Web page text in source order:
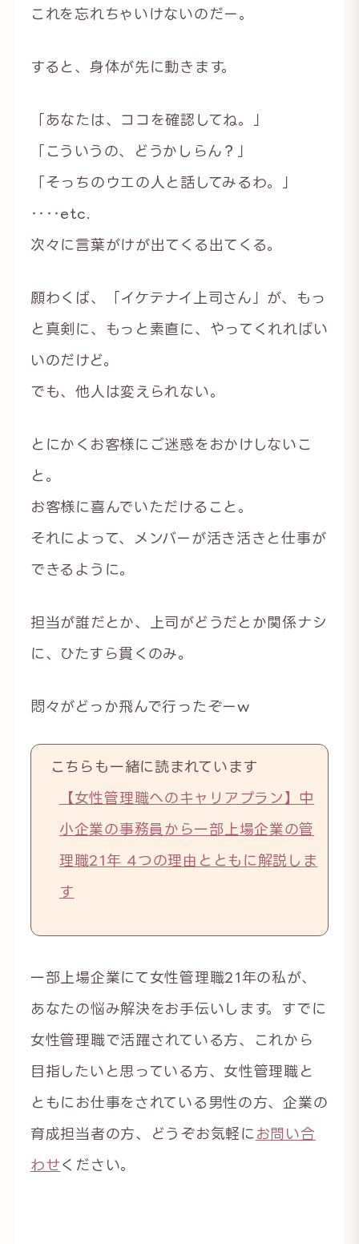
これを忘れちゃいけないのだー。
すると、身体が先に動きます。
「あなたは、ココを確認してね。」
「こういうの、どうかしらん？」
「そっちのウエの人と話してみるわ。」
‥‥etc.
次々に言葉がけが出てくる出てくる。
願わくば、「イケテナイ上司さん」が、もっ
と真剣に、もっと素直に、やってくれればい
いのだけど。
でも、他人は変えられない。
とにかくお客様にご迷惑をおかけしないこ
と。
お客様に喜んでいただけること。
それによって、メンバーが活き活きと仕事が
できるように。
担当が誰だとか、上司がどうだとか関係ナシ
に、ひたすら貫くのみ。
悶々がどっか飛んで行ったぞーw
こちらも一緒に読まれています
【女性管理職へのキャリアプラン】中
小企業の事務員から一部上場企業の管
理職21年 4つの理由とともに解説しま
す
一部上場企業にて女性管理職21年の私が、
あなたの悩み解決をお手伝いします。すでに
女性管理職で活躍されている方、これから
目指したいと思っている方、女性管理職と
ともにお仕事をされている男性の方、企業の
育成担当者の方、どうぞお気軽に お問い合
わせ ください。